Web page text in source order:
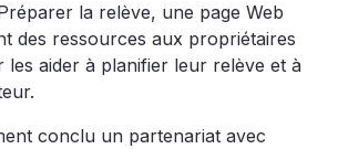
la relève, une page Web
des ressources aux propriétaires
les aider à planifier leur relève et à
conclu un partenariat avec